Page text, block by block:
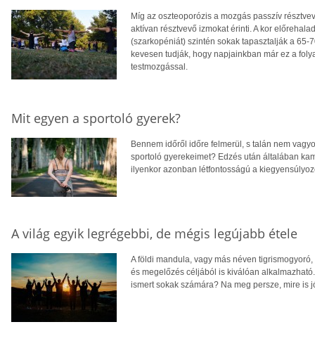
Míg az oszteoporózis a mozgás passzív
aktívan résztvevő izmokat érinti. A kor
(szarkopéniát) szintén sokak tapasztalják a 65-
kevesen tudják, hogy napjainkban már ez a
testmozgással.
Mit egyen a sportoló gyerek?
Bennem időről időre felmerül, s talán nem
sportoló gyerekeimet? Edzés után általában
ilyenkor azonban létfontosságú a
A világ egyik legrégebbi, de mégis legújabb étele
A földi mandula, vagy más néven
és megelőzés céljából is kiválóan
ismert sokak számára? Na meg persze, mire is